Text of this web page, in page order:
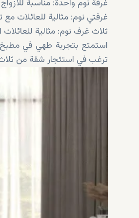
غرفة نوم واحدة: مناسبة
غرفتي نوم: مثالية للعائلات
ثلاث غرف نوم: مثالية
استمتع بتجربة طهي في مطبخ
ترغب في استئجار شقة من